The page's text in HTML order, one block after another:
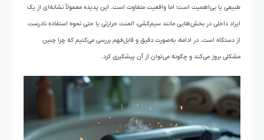
طبیعی یا بی‌اهمیت است؛ اما واقعیت متفاوت است. این پدیده معمولاً نشانه‌ای از یک
ایراد داخلی در بخش‌هایی مانند سیم‌کشی، المنت حرارتی یا حتی نحوه استفاده نادرست
از دستگاه است. در ادامه، به‌صورت دقیق و قابل‌فهم بررسی می‌کنیم که چرا چنین
مشکلی بروز می‌کند و چگونه می‌توان از آن پیشگیری کرد.